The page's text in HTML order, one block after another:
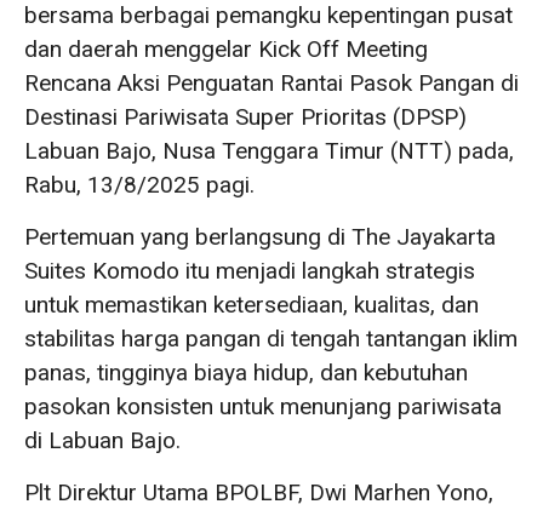
bersama berbagai pemangku kepentingan pusat
dan daerah menggelar Kick Off Meeting
Rencana Aksi Penguatan Rantai Pasok Pangan di
Destinasi Pariwisata Super Prioritas (DPSP)
Labuan Bajo, Nusa Tenggara Timur (NTT) pada,
Rabu, 13/8/2025 pagi.
Pertemuan yang berlangsung di The Jayakarta
Suites Komodo itu menjadi langkah strategis
untuk memastikan ketersediaan, kualitas, dan
stabilitas harga pangan di tengah tantangan iklim
panas, tingginya biaya hidup, dan kebutuhan
pasokan konsisten untuk menunjang pariwisata
di Labuan Bajo.
Plt Direktur Utama BPOLBF, Dwi Marhen Yono,